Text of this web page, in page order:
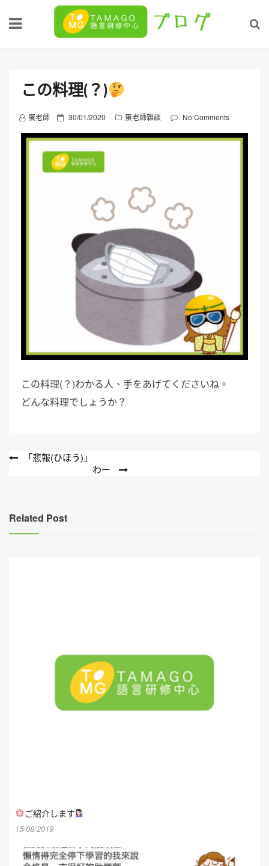
この料理(？)
蛋老師
P
o
t
e
30/01/2020 蛋老師雜談 No Comments
この料理(？)わかる人、手をあげてくださいね。
どんな料理でしょうか？
文
覽
「悲報(ひほう)」
わー
Related Post
ご紹介します
15/08/2019